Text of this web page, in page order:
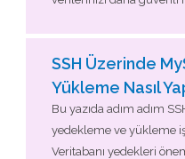
SSH Üzerinde
Yükleme Nasıl
Bu yazıda adım adım
yedekleme ve yükleme
Veritabanı yedekleri